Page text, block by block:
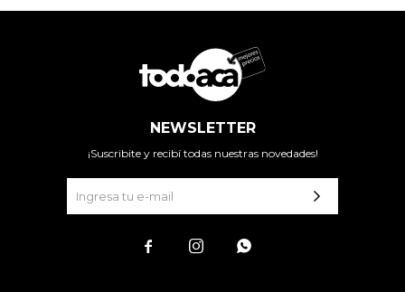
NEWSLETTER
¡Suscribite y recibí todas nuestras novedades!
  